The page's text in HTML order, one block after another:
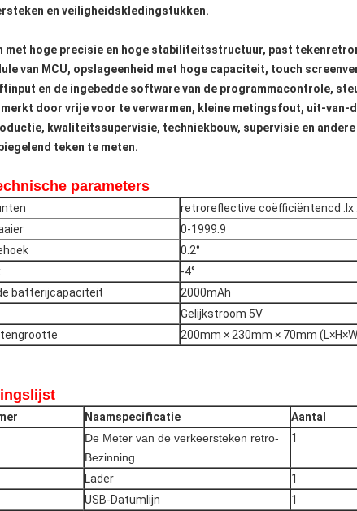
en veiligheidskledingstukken.
met hoge precisie en hoge stabiliteitsstructuur, past
van MCU, opslageenheid met hoge capaciteit, touch
en de ingebedde software van de programmacontrole,
door vrije voor te verwarmen, kleine metingsfout, uit-
kwaliteitssupervisie, techniekbouw, supervisie en
teken te meten.
parameters
retroreflective coëfficiëntencd .lx
0-1999.9
0.2°
-4°
batterijcapaciteit
2000mAh
Gelijkstroom 5V
200mm × 230mm × 70mm
Naamspecificatie
Aantal
De Meter van de verkeersteken retro-
Bezinning
1
Lader
1
USB-Datumlijn
1